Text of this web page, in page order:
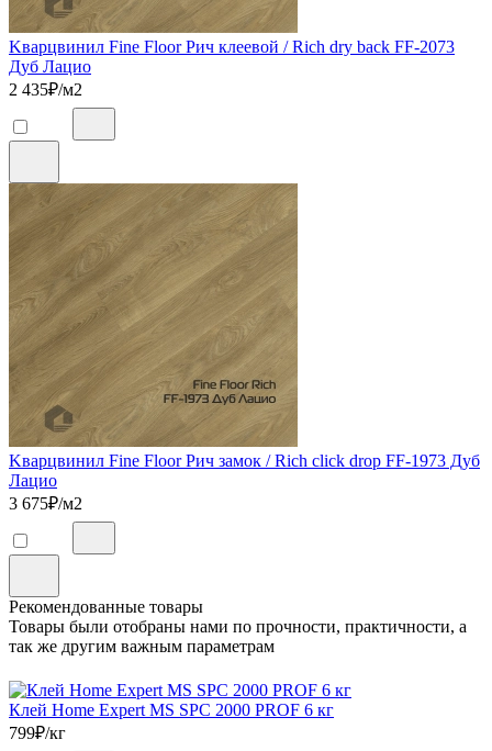
Kварцвинил Fine Floor Рич клеевой / Rich dry back FF-2073
Дуб Лацио
2 435₽/м2
Kварцвинил Fine Floor Рич замок / Rich click drop FF-1973 Дуб
Лацио
3 675₽/м2
Рекомендованные товары
Товары были отобраны нами по прочности, практичности, а
так же другим важным параметрам
Клей Home Expert MS SPC 2000 PROF 6 кг
799₽/кг